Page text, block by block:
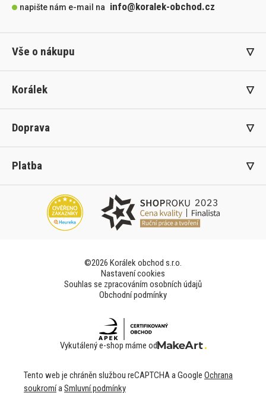
napište nám e-mail na info@koralek-obchod.cz
Vše o nákupu
Korálek
Doprava
Platba
©2026 Korálek obchod s.r.o.
Nastavení cookies
Souhlas se zpracováním osobních údajů
Obchodní podmínky
Vykutálený e-shop máme od
Tento web je chráněn službou reCAPTCHA a Google Ochrana
soukromíaSmluvní podmínky